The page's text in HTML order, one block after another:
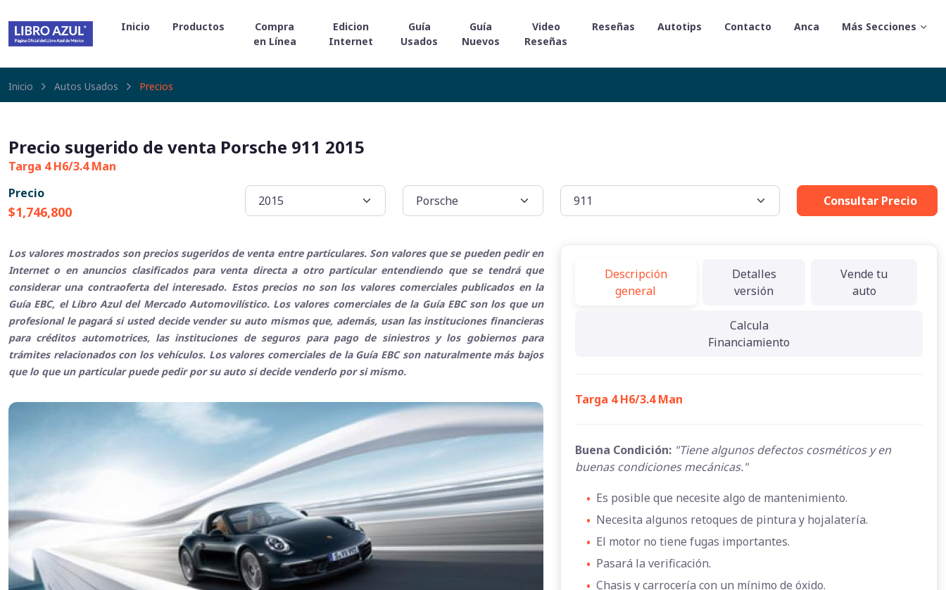
Inicio Productos
Compra
en Línea
Edicion
Internet
Guía
Usados
Guía
Nuevos
Video
Reseñas
Reseñas Autotips Contacto Anca Más Secciones
Inicio Autos Usados Precios
Precio sugerido de venta Porsche 911 2015
Targa 4 H6/3.4 Man
Precio
$1,746,800
Consultar Precio
Los valores mostrados son precios sugeridos de venta entre particulares. Son valores que se pueden pedir en
Internet o en anuncios clasificados para venta directa a otro particular entendiendo que se tendrá que
considerar una contraoferta del interesado. Estos precios no son los valores comerciales publicados en la
Guía EBC, el Libro Azul del Mercado Automovilístico. Los valores comerciales de la Guía EBC son los que un
profesional le pagará si usted decide vender su auto mismos que, además, usan las instituciones financieras
para créditos automotrices, las instituciones de seguros para pago de siniestros y los gobiernos para
trámites relacionados con los vehículos. Los valores comerciales de la Guía EBC son naturalmente más bajos
que lo que un particular puede pedir por su auto si decide venderlo por si mismo.
Descripción
general
Detalles
versión
Vende tu
auto
Calcula
Financiamiento
Targa 4 H6/3.4 Man
Buena Condición: "Tiene algunos defectos cosméticos y en
buenas condiciones mecánicas."
• Es posible que necesite algo de mantenimiento.
• Necesita algunos retoques de pintura y hojalatería.
• El motor no tiene fugas importantes.
• Pasará la verificación.
• Chasis y carrocería con un mínimo de óxido.